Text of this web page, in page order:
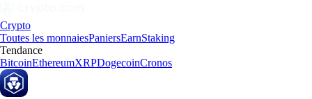
Crypto
Toutes les monnaiesPaniersEarnStaking
Tendance
BitcoinEthereumXRPDogecoinCronos